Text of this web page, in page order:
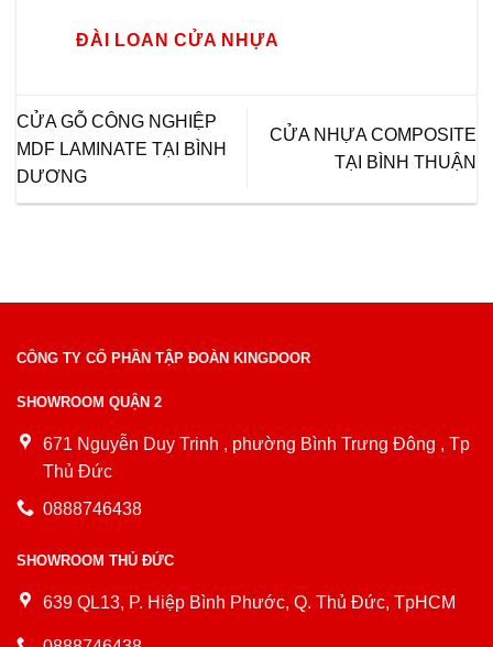
ĐÀI LOAN CỬA NHỰA
CỬA GỖ CÔNG NGHIỆP
MDF LAMINATE TẠI BÌNH
DƯƠNG
CỬA NHỰA COMPOSITE
TẠI BÌNH THUẬN
CÔNG TY CỔ PHẦN TẬP ĐOÀN KINGDOOR
SHOWROOM QUẬN 2
671 Nguyễn Duy Trinh , phường Bình Trưng Đông , Tp
Thủ Đức
0888746438
SHOWROOM THỦ ĐỨC
639 QL13, P. Hiệp Bình Phước, Q. Thủ Đức, TpHCM